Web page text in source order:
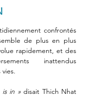
confrontés
de plus en plus
rapidement, et des
inattendus
in » disait Thich Nhat